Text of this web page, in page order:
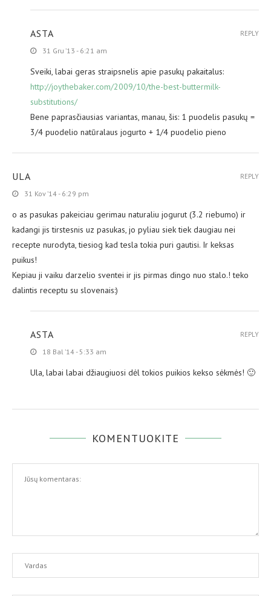
ASTA
31 Gru ’13 - 6:21 am
Sveiki, labai geras straipsnelis apie pasukų pakaitalus:
http://joythebaker.com/2009/10/the-best-buttermilk-
substitutions/
Bene paprasčiausias variantas, manau, šis: 1 puodelis pasukų =
3/4 puodelio natūralaus jogurto + 1/4 puodelio pieno
REPLY
ULA
31 Kov ’14 - 6:29 pm
o as pasukas pakeiciau gerimau naturaliu jogurut (3.2 riebumo) ir
kadangi jis tirstesnis uz pasukas, jo pyliau siek tiek daugiau nei
recepte nurodyta, tiesiog kad tesla tokia puri gautisi. Ir keksas
puikus!
Kepiau ji vaiku darzelio sventei ir jis pirmas dingo nuo stalo.! teko
dalintis receptu su slovenais:)
REPLY
ASTA
18 Bal ’14 - 5:33 am
Ula, labai labai džiaugiuosi dėl tokios puikios kekso sėkmės! 🙂
REPLY
KOMENTUOKITE